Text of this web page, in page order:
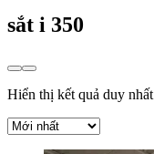
sắt i 350
Hiển thị kết quả duy nhất